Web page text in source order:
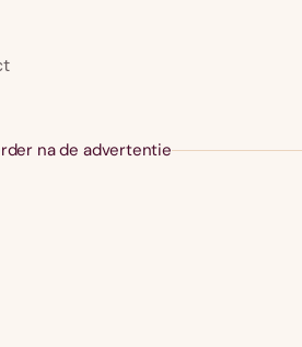
na de advertentie